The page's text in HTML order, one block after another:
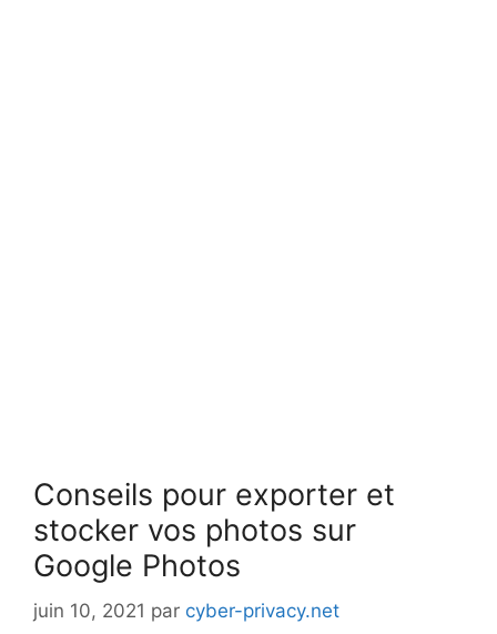
Conseils pour exporter et
stocker vos photos sur
Google Photos
juin 10, 2021 par cyber-privacy.net